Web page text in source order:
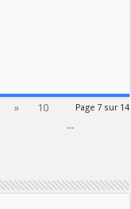
Page 7 sur 14
»
10
...